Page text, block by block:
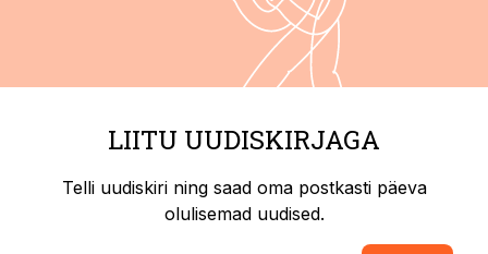
LIITU UUDISKIRJAGA
Telli uudiskiri ning saad oma postkasti päeva
olulisemad uudised.